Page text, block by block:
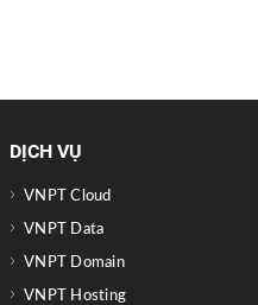
DỊCH VỤ
VNPT Cloud
VNPT Data
VNPT Domain
VNPT Hosting